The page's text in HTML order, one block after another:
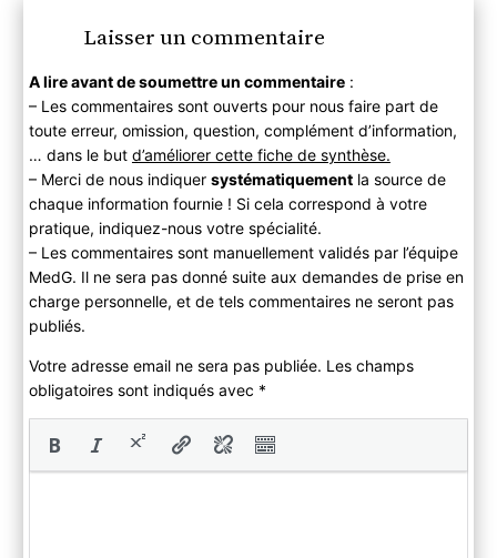
Laisser un commentaire
A lire avant de soumettre un commentaire:
– Les commentaires sont ouverts pour nous faire part de
toute erreur, omission, question, complément d’information,
… dans le but d’améliorer cette fiche de synthèse.
– Merci de nous indiquer systématiquementla source de
chaque information fournie ! Si cela correspond à votre
pratique, indiquez-nous votre spécialité.
– Les commentaires sont manuellement validés par l’équipe
MedG. Il ne sera pas donné suite aux demandes de prise en
charge personnelle, et de tels commentaires ne seront pas
publiés.
Votre adresse email ne sera pas publiée. Les champs
obligatoires sont indiqués avec *